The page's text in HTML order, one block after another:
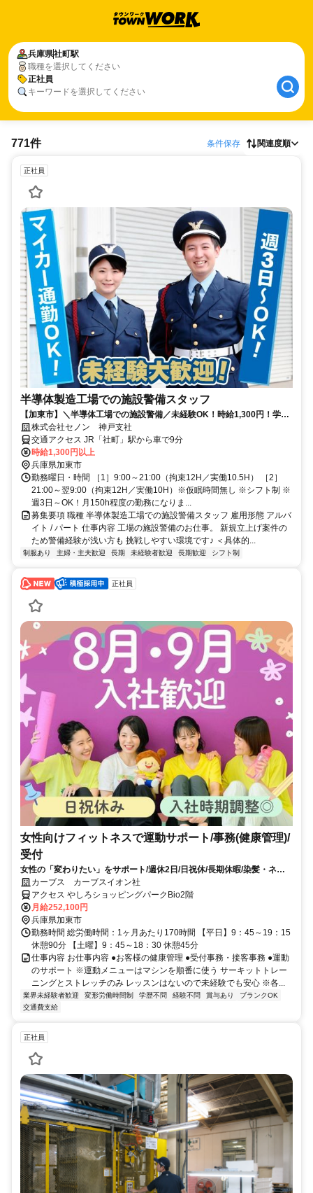
兵庫県社町駅
職種を選択してください
正社員
キーワードを選択してください
771件 条件保存 関連度順
正社員
半導体製造工場での施設警備スタッフ
【加東市】＼半導体工場での施設警備／未経験OK！時給1,300円！学
歴・資格不問◎
株式会社セノン 神戸支社
交通アクセス JR「社町」駅から車で9分
時給1,300円以上
兵庫県加東市
勤務曜日・時間 ［1］9:00～21:00（拘束12H／実働10.5H） ［2］
21:00～翌9:00（拘束12H／実働10H）※仮眠時間無し ※シフト制 ※
週3日～OK！月150h程度の勤務になりま...
募集要項 職種 半導体製造工場での施設警備スタッフ 雇用形態 アルバ
イト / パート 仕事内容 工場の施設警備のお仕事。 新規立上げ案件の
ため警備経験が浅い方も 挑戦しやすい環境です♪ ＜具体的...
制服あり 主婦・主夫歓迎 長期 未経験者歓迎 長期歓迎 シフト制
正社員
女性向けフィットネスで運動サポート/事務(健康管理)/
受付
女性の「変わりたい」をサポート/週休2日/日祝休/長期休暇/染髪・ネイ
ルOK※規定内
カーブス カーブスイオン社
アクセス やしろショッピングパークBio2階
月給252,100円
兵庫県加東市
勤務時間 総労働時間：1ヶ月あたり170時間 【平日】9：45～19：15
休憩90分 【土曜】9：45～18：30 休憩45分
仕事内容 お仕事内容 ●お客様の健康管理 ●受付事務・接客事務 ●運動
のサポート ※運動メニューはマシンを順番に使う サーキットトレー
ニングとストレッチのみ レッスンはないので未経験でも安心 ※各...
業界未経験者歓迎 変形労働時間制 学歴不問 経験不問 賞与あり
ブランクOK
交通費支給
正社員